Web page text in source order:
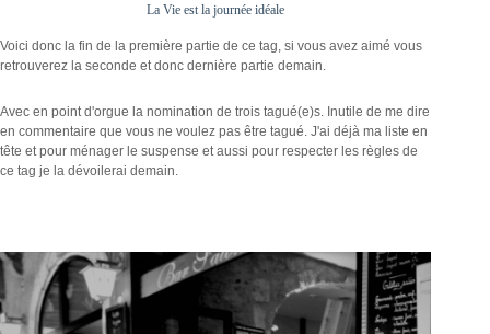
La Vie est la journée idéale
Voici donc la fin de la première partie de ce tag, si vous avez aimé vous
retrouverez la seconde et donc dernière partie demain.
Avec en point d'orgue la nomination de trois tagué(e)s. Inutile de me dire
en commentaire que vous ne voulez pas être tagué. J'ai déjà ma liste en
tête et pour ménager le suspense et aussi pour respecter les règles de
ce tag je la dévoilerai demain.